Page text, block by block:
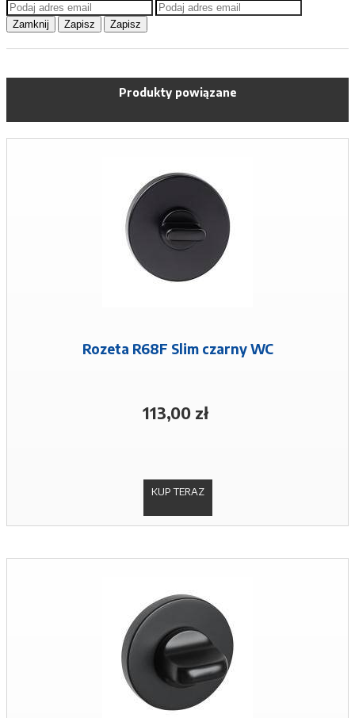
Zamknij Zapisz Zapisz
Produkty powiązane
Rozeta R68F Slim czarny WC
113,00 zł
KUP TERAZ